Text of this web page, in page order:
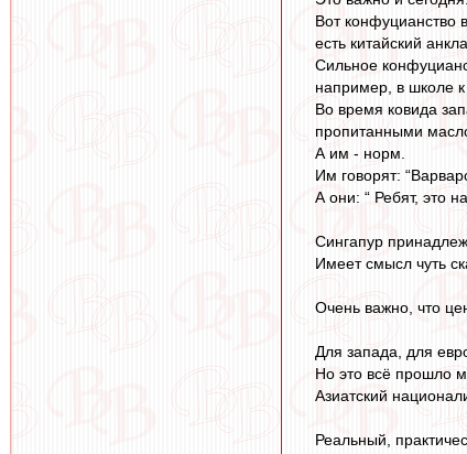
Вот конфуцианство
есть китайский
Сильное
например, в школе
Во время ковида
пропитанными
А им - норм.
Им говорят:
А они: “ Ребят, это
Сингапур
Имеет смысл чуть
Очень важно, что
Для запада, для
Но это всё прошло
Азиатский
Реальный,